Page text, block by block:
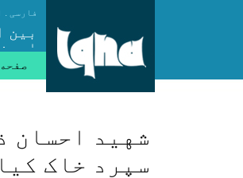
فارسی .
بین
شهید احسان
سپرد خاک